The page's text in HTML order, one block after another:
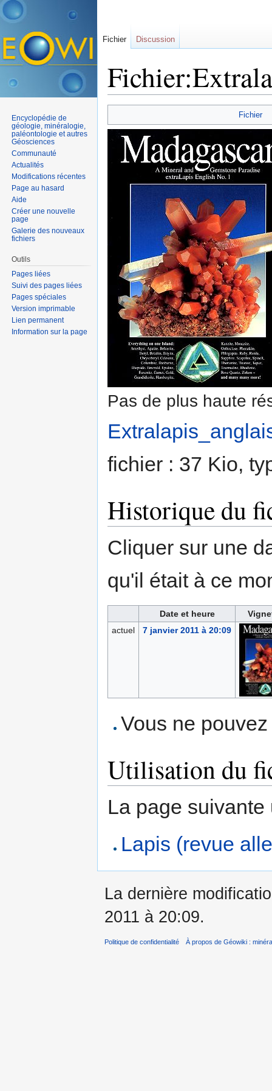
Fichier
Pas de plus haute
fichier : 37 Kio,
Historique du
Cliquer sur une
qu'il était à ce
Date et heure
actuel
7 janvier 2011 à 20:09
Vous ne
Utilisation du
La page
Lapis (revue
Fichier Discussion
Encyclopédie de
géologie, minéralogie,
paléontologie et autres
Géosciences
Communauté
Actualités
Modifications récentes
Page au hasard
Aide
Créer une nouvelle
page
Galerie des nouveaux
fichiers
Outils
Pages liées
Suivi des pages liées
Pages spéciales
Version imprimable
Lien permanent
Information sur la page
La dernière
2011 à 20:09.
Politique de confidentialité À propos de Géowiki :